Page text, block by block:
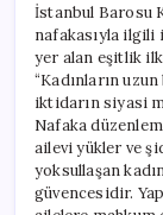
İstanbul Barosu
nafakasıyla ilgili
yer alan eşitlik
“Kadınların
iktidarın siyasi
Nafaka
ailevi yükler ve
yoksullaşan
güvencesidir.